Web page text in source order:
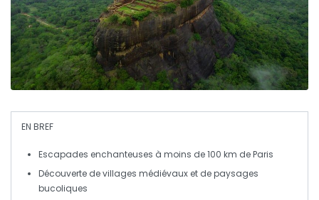
EN BREF
Escapades enchanteuses à moins de 100 km de Paris
Découverte devillages médiévaux et depaysages
bucoliques